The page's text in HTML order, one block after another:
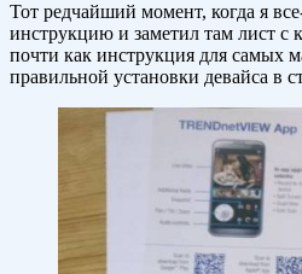
Тот редчайший момент, когда я
инструкцию и заметил там лист с
почти как инструкция для самых
правильной установки девайса в